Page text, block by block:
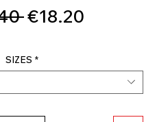
Regular
€18.20
SIZES *